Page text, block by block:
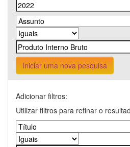
Iniciar uma nova pesquisa
Adicionar filtros:
Utilizar filtros para refinar o